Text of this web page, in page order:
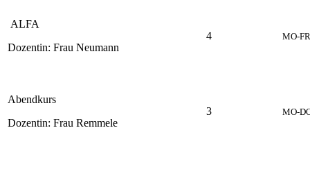
ALFA
Dozentin: Frau Neumann
4 MO-
Abendkurs
Dozentin: Frau Remmele
3 MO-